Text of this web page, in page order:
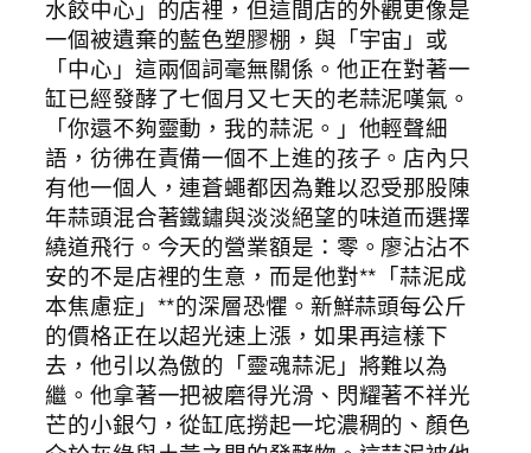
水餃中心」的店裡，但這間店的外觀更像是
一個被遺棄的藍色塑膠棚，與「宇宙」或
「中心」這兩個詞毫無關係。他正在對著一
缸已經發酵了七個月又七天的老蒜泥嘆氣。
「你還不夠靈動，我的蒜泥。」他輕聲細
語，彷彿在責備一個不上進的孩子。店內只
有他一個人，連蒼蠅都因為難以忍受那股陳
年蒜頭混合著鐵鏽與淡淡絕望的味道而選擇
繞道飛行。今天的營業額是：零。廖沾沾不
安的不是店裡的生意，而是他對**「蒜泥成
本焦慮症」**的深層恐懼。新鮮蒜頭每公斤
的價格正在以超光速上漲，如果再這樣下
去，他引以為傲的「靈魂蒜泥」將難以為
繼。他拿著一把被磨得光滑、閃耀著不祥光
芒的小銀勺，從缸底撈起一坨濃稠的、顏色